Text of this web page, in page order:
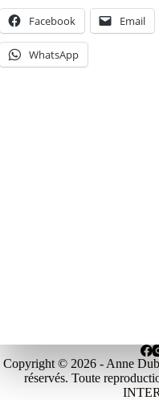
Facebook Email
WhatsApp
Copyright © 2026 - Anne
réservés. Toute